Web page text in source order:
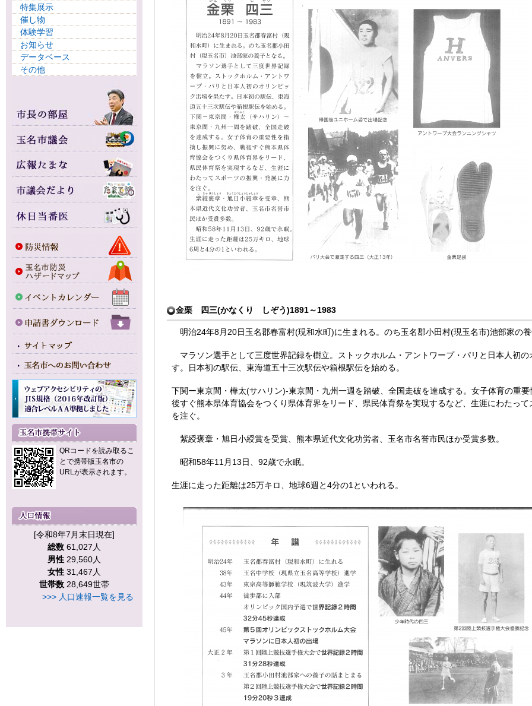
特集展示
催し物
体験学習
お知らせ
データベース
その他
QRコードを読み取るこ
とで携帯版玉名市の
URLが表示されます。
[令和8年7月末日現在]
総数 61,027人
男性 29,560人
女性 31,467人
世帯数 28,649世帯
>>> 人口速報一覧を見る
金栗 四三(かなくり しぞう)1891～1983
明治24年8月20日玉名郡春富村(現和水町)に生まれる。のち玉名郡小田村(現玉名市)池部家の
マラソン選手として三度世界記録を樹立。ストックホルム・アントワープ・パリと日本人初の
す。日本初の駅伝、東海道五十三次駅伝や箱根駅伝を始める。
下関ー東京間・樺太(サハリン)-東京間・九州一週を踏破、全国走破を達成する。女子体育の重
後すぐ熊本県体育協会をつくり県体育界をリード、県民体育祭を実現するなど、生涯にわたっ
を注ぐ。
紫綬褒章・旭日小綬賞を受賞、熊本県近代文化功労者、玉名市名誉市民ほか受賞多数。
昭和58年11月13日、92歳で永眠。
生涯に走った距離は25万キロ、地球6週と4分の1といわれる。